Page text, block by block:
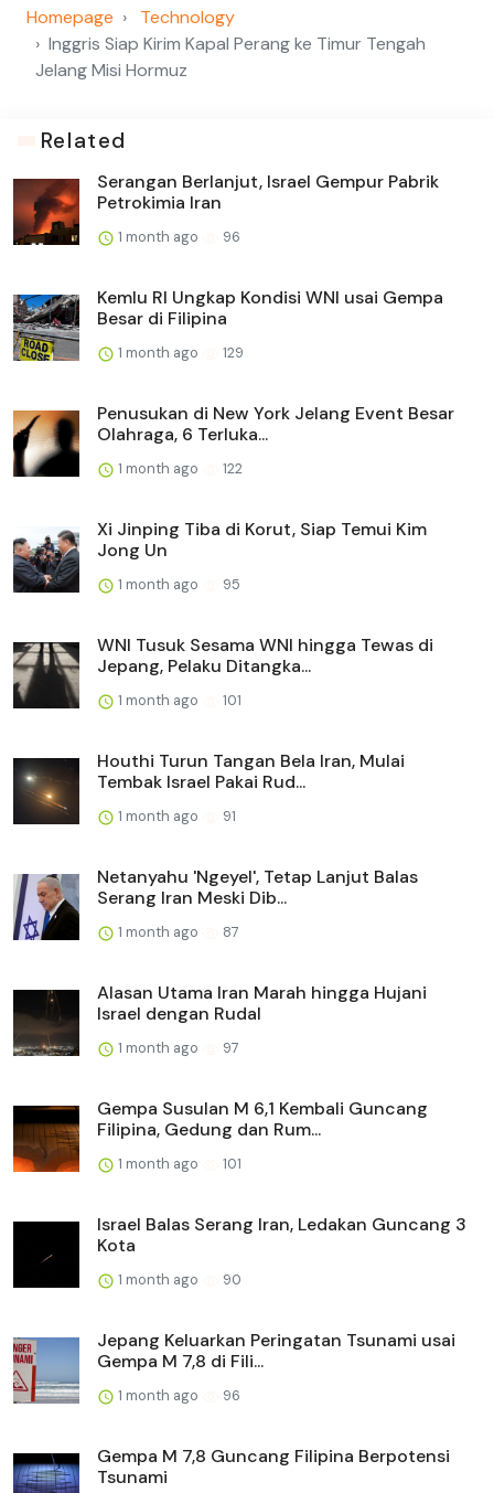
Homepage
Technology
Inggris Siap Kirim Kapal Perang ke Timur Tengah
Jelang Misi Hormuz
Related
Serangan Berlanjut, Israel Gempur Pabrik
Petrokimia Iran
1 month ago 96
Kemlu RI Ungkap Kondisi WNI usai Gempa
Besar di Filipina
1 month ago 129
Penusukan di New York Jelang Event Besar
Olahraga, 6 Terluka...
1 month ago 122
Xi Jinping Tiba di Korut, Siap Temui Kim
Jong Un
1 month ago 95
WNI Tusuk Sesama WNI hingga Tewas di
Jepang, Pelaku Ditangka...
1 month ago 101
Houthi Turun Tangan Bela Iran, Mulai
Tembak Israel Pakai Rud...
1 month ago 91
Netanyahu 'Ngeyel', Tetap Lanjut Balas
Serang Iran Meski Dib...
1 month ago 87
Alasan Utama Iran Marah hingga Hujani
Israel dengan Rudal
1 month ago 97
Gempa Susulan M 6,1 Kembali Guncang
Filipina, Gedung dan Rum...
1 month ago 101
Israel Balas Serang Iran, Ledakan Guncang 3
Kota
1 month ago 90
Jepang Keluarkan Peringatan Tsunami usai
Gempa M 7,8 di Fili...
1 month ago 96
Gempa M 7,8 Guncang Filipina Berpotensi
Tsunami